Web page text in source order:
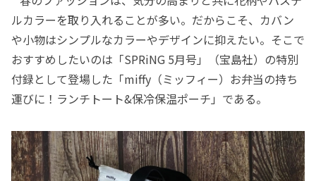
ルカラーを取り入れることが多い。だからこそ、カバン
や小物はシンプルなカラーやデザインに抑えたい。そこで
おすすめしたいのは「SPRiNG 5月号」（宝島社）の特別
付録として登場した「miffy（ミッフィー）お弁当の持ち
運びに！ランチトート&保冷保温ポーチ」である。